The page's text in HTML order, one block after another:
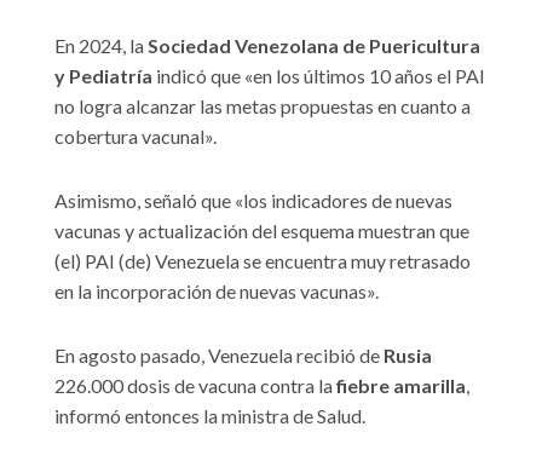
En 2024, laSociedad Venezolana de Puericultura
y Pediatría indicó que «en los últimos 10 años el PAI
no logra alcanzar las metas propuestas en cuanto a
cobertura vacunal».
Asimismo, señaló que «los indicadores de nuevas
vacunas y actualización del esquema muestran que
(el) PAI (de) Venezuela se encuentra muy retrasado
en la incorporación de nuevas vacunas».
En agosto pasado, Venezuela recibió de Rusia
226.000 dosis de vacuna contra lafiebre amarilla,
informó entonces la ministra de Salud.